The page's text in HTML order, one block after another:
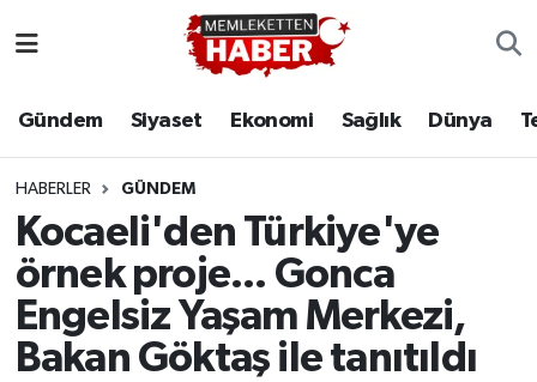
Gündem Siyaset Ekonomi Sağlık Dünya
HABERLER GÜNDEM
Kocaeli'den Türkiye'ye
örnek proje... Gonca
Engelsiz Yaşam Merkezi,
Bakan Göktaş ile tanıtıldı